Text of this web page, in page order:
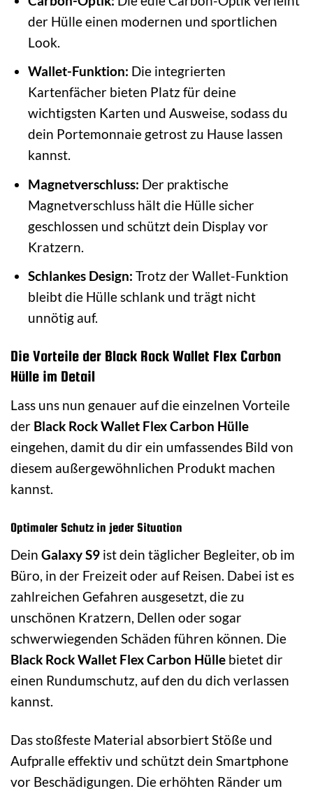
der Hülle einen modernen und sportlichen
Look.
Wallet-Funktion: Die integrierten
Kartenfächer bieten Platz für deine
wichtigsten Karten und Ausweise, sodass du
dein Portemonnaie getrost zu Hause lassen
kannst.
Magnetverschluss: Der praktische
Magnetverschluss hält die Hülle sicher
geschlossen und schützt dein Display vor
Kratzern.
Schlankes Design: Trotz der Wallet-Funktion
bleibt die Hülle schlank und trägt nicht
unnötig auf.
Die Vorteile der Black Rock Wallet Flex Carbon
Hülle im Detail
Lass uns nun genauer auf die einzelnen Vorteile
der Black Rock Wallet Flex Carbon Hülle
eingehen, damit du dir ein umfassendes Bild von
diesem außergewöhnlichen Produkt machen
kannst.
Optimaler Schutz in jeder Situation
Dein Galaxy S9 ist dein täglicher Begleiter, ob im
Büro, in der Freizeit oder auf Reisen. Dabei ist es
zahlreichen Gefahren ausgesetzt, die zu
unschönen Kratzern, Dellen oder sogar
schwerwiegenden Schäden führen können. Die
Black Rock Wallet Flex Carbon Hülle bietet dir
einen Rundumschutz, auf den du dich verlassen
kannst.
Das stoßfeste Material absorbiert Stöße und
Aufpralle effektiv und schützt dein Smartphone
vor Beschädigungen. Die erhöhten Ränder um